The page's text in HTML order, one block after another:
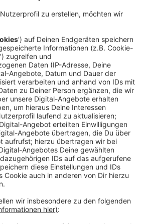
hat deshalb jetzt die Frist,
um einen Monat verlängert. Die
immer weiter an. Allein am
30 weitere Menschen Anteile
kommen unter anderem aus
dem Bergischen Land. Ziel ist es,
weiterhin als Treffpunkt für
Nachbarschaften erhalten bleibt.
hat schon seit über einem
Besitzer gehen in Rente.